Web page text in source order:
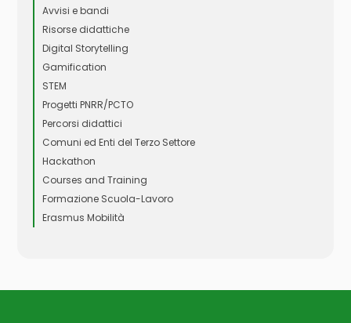
Avvisi e bandi
Risorse didattiche
Digital Storytelling
Gamification
STEM
Progetti PNRR/PCTO
Percorsi didattici
Comuni ed Enti del Terzo Settore
Hackathon
Courses and Training
Formazione Scuola-Lavoro
Erasmus Mobilità